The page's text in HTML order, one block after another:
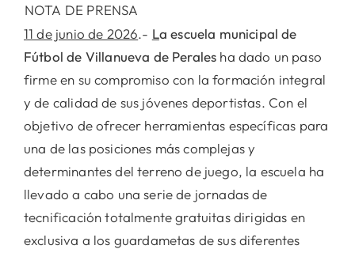
NOTA DE PRENSA
11 de junio de 2026.- La escuela municipal de
Fútbol de Villanueva de Perales ha dado un paso
firme en su compromiso con la formación integral
y de calidad de sus jóvenes deportistas. Con el
objetivo de ofrecer herramientas específicas para
una de las posiciones más complejas y
determinantes del terreno de juego, la escuela ha
llevado a cabo una serie de jornadas de
tecnificación totalmente gratuitas dirigidas en
exclusiva a los guardametas de sus diferentes